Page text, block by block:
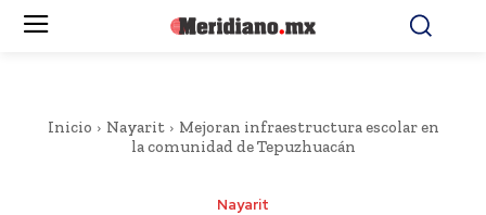
Inicio Nayarit
Mejoran infraestructura escolar en
la comunidad de Tepuzhuacán
Nayarit